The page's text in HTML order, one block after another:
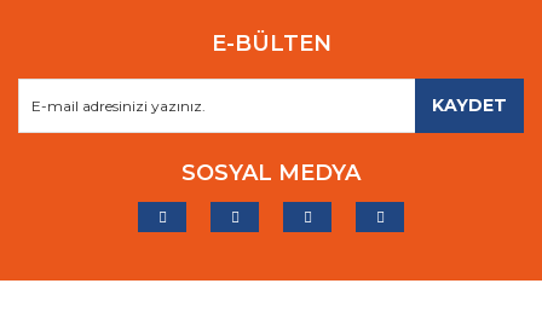
E-BÜLTEN
KAYDET
SOSYAL MEDYA